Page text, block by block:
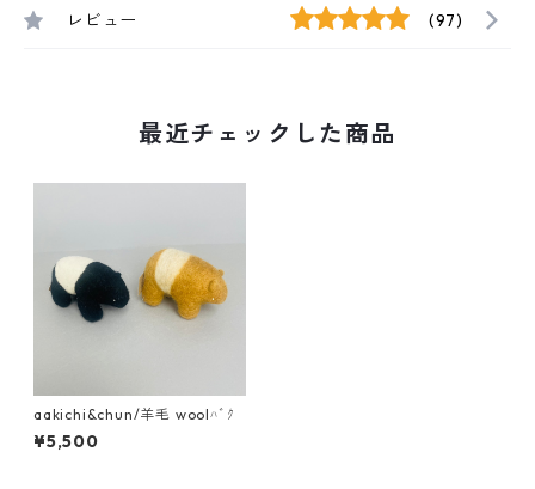
レビュー (97)
最近チェックした商品
aakichi&chun/羊毛 woolﾊﾞｸ
¥5,500